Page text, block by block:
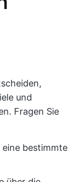
und
Fragen Sie
bestimmte